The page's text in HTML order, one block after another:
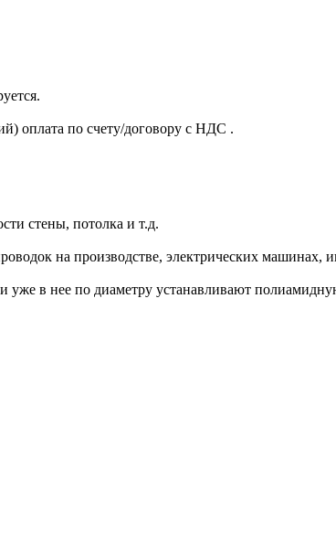
оплата по счету/договору с НДС .
стены, потолка и т.д.
на производстве, электрических машинах,
в нее по диаметру устанавливают